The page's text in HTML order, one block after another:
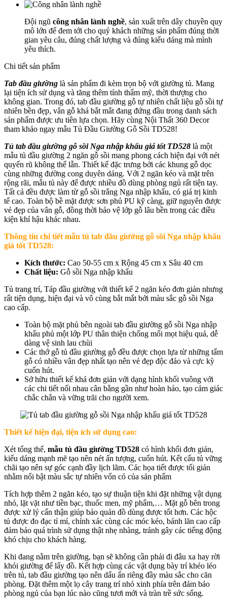
Đội ngũ công nhân lành nghề, sản xuất trên dây chuyền quy
mô lớn để đem tới cho quý khách những sản phẩm đúng thời
gian yêu câu, đúng chất lượng và đúng kiểu dáng mà mình
yêu thích.
Chi tiết sản phẩm
Tab đầu giường là sản phẩm đi kèm trọn bộ với giường tủ. Mang
lại tiện ích sử dụng và tăng thêm tính thẩm mỹ, thời thượng cho
không gian. Trong đó, tab đầu giường gỗ tự nhiên chất liệu gỗ sồi tự
nhiên bền đẹp, vân gỗ khá bắt mắt đang đứng đầu trong danh sách
sản phẩm được ưu tiên lựa chọn. Hãy cùng Nội Thất 360 Decor
tham khảo ngay mẫu Tủ Đầu Giường Gỗ Sồi TD528!
Tủ tab đầu giường gỗ sồi Nga nhập khẩu giá tốt TD528 là một
mẫu tủ đầu giường 2 ngăn gỗ sồi mang phong cách hiện đại với nét
quyến rũ không thể lẫn. Thiết kế đặc trưng bởi các khung gỗ dọc
cùng những đường cong duyên dáng. Với 2 ngăn kéo và mặt trên
rộng rãi, mẫu tủ này để được nhiều đồ dùng phòng ngủ rất tiện tay.
Tất cả đều được làm từ gỗ sồi trắng Nga nhập khẩu, có giá trị kinh
tế cao. Toàn bộ bề mặt được sơn phủ PU kỹ càng, giữ nguyên được
vẻ đẹp của vân gỗ, đồng thời bảo vệ lớp gỗ lâu bền trong các điều
kiện khí hậu khác nhau.
Thông tin chi tiết mẫu tủ tab đầu giường gỗ sồi Nga nhập khẩu
giá tốt TD528:
Kích thước: Cao 50-55 cm x Rộng 45 cm x Sâu 40 cm
Chất liệu: Gỗ sồi Nga nhập khẩu
Tủ trang trí, Táp đầu giường với thiết kế 2 ngăn kéo đơn giản nhưng
rất tiện dụng, hiện đại và vô cùng bắt mắt bởi màu sắc gỗ sồi Nga
cao cấp.
Toàn bộ mặt phủ bên ngoài tab đầu giường gỗ sồi Nga nhập
khẩu phủ một lớp PU thân thiện chống mối mọt hiệu quả, dễ
dàng vệ sinh lau chùi
Các thớ gỗ tủ đầu giường gỗ đều được chọn lựa từ những tấm
gỗ có nhiều vân đẹp nhất tạo nên vẻ đẹp độc đáo và cực kỳ
cuốn hút.
Sở hữu thiết kế khá đơn giản với dạng hình khối vuông với
các chi tiết nối nhau cân bằng gần như hoàn hảo, tạo cảm giác
chắc chắn và vững trãi cho người xem.
Thiết kế hiện đại, tiện ích sử dụng cao:
Xét tổng thể, mẫu tủ đầu giường TD528 có hình khối đơn giản,
kiểu dáng mạnh mẽ tạo nên nét ấn tượng, cuốn hút. Kết cấu tủ vững
chãi tạo nên sự góc cạnh đầy lịch lãm. Các họa tiết được tối giản
nhằm nổi bật màu sắc tự nhiên vốn có của sản phẩm
Tích hợp thêm 2 ngăn kéo, tạo sự thuận tiện khi đặt những vật dụng
nhỏ, lặt vặt như tiền bạc, thuốc men, mỹ phẩm,… Mặt gỗ bên trong
được xử lý cẩn thận giúp bảo quản đồ dùng được tốt hơn. Các hộc
tủ được đo đạc tỉ mỉ, chính xác cùng các móc kéo, bánh lăn cao cấp
đảm bảo quá trình sử dụng thật nhẹ nhàng, tránh gây các tiếng động
khó chịu cho khách hàng.
Khi đang nằm trên giường, bạn sẽ không cần phải đi đâu xa hay rời
khỏi giường để lấy đồ. Kết hợp cùng các vật dụng bày trí khéo léo
trên tủ, tab đầu giường tạo nên dấu ấn riêng đầy màu sắc cho căn
phòng. Đặt thêm một lọ cây trang trí nhỏ xinh phía trên đảm bảo
phòng ngủ của bạn lúc nào cũng tươi mới và tràn trề sức sống.